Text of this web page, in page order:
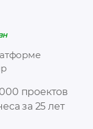
проектов
за 25 лет